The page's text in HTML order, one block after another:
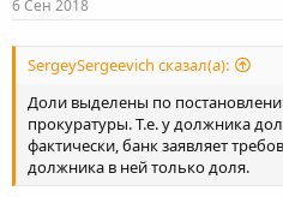
6 Сен 2018
SergeySergeevich сказал(а):
Доли выделены по
прокуратуры. Т.е. у должника
фактически, банк заявляет
должника в ней только доля.